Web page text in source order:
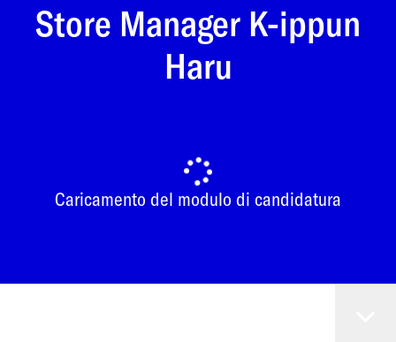
Store Manager K-ippun
Haru
Caricamento del modulo di candidatura